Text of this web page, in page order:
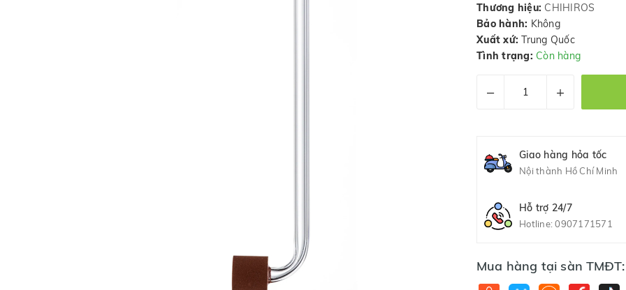
Thương hiệu: CHIHIROS
Bảo hành: Không
Xuất xứ: Trung Quốc
Tình trạng: Còn hàng
– +
Giao hàng hỏa tốc
Nội thành Hồ Chí Minh
Hỗ trợ 24/7
Hotline:0907171571
Mua hàng tại sàn TMĐT: